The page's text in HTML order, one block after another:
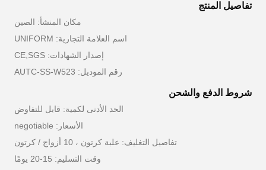
تفاصيل المنتج
مكان المنشأ: الصين
اسم العلامة التجارية: UNIFORM
إصدار الشهادات: CE,SGS
رقم الموديل: AUTC-SS-W523
شروط الدفع والشحن
الحد الأدنى لكمية: قابل للتفاوض
الأسعار: negotiable
تفاصيل التغليف: علبة كرتون ، 10 أزواج / كرتون
وقت التسليم: 15-20 يومًا